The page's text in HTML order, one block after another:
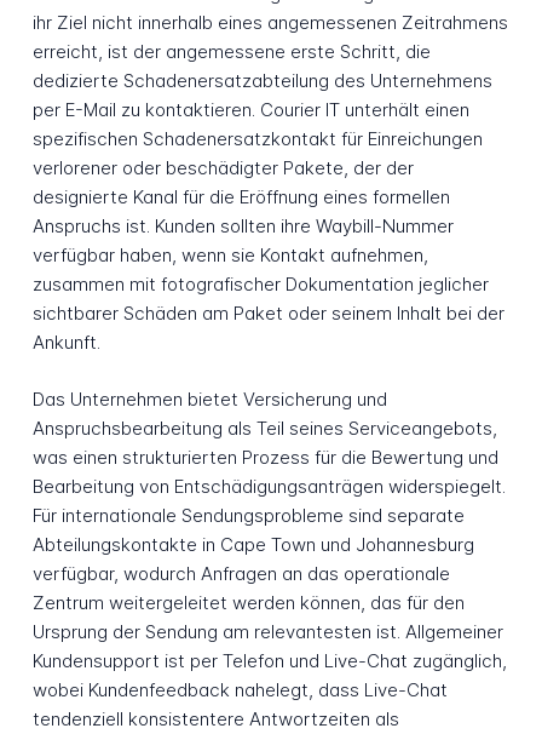
ihr Ziel nicht innerhalb eines angemessenen Zeitrahmens
erreicht, ist der angemessene erste Schritt, die
dedizierte Schadenersatzabteilung des Unternehmens
per E-Mail zu kontaktieren. Courier IT unterhält einen
spezifischen Schadenersatzkontakt für Einreichungen
verlorener oder beschädigter Pakete, der der
designierte Kanal für die Eröffnung eines formellen
Anspruchs ist. Kunden sollten ihre Waybill-Nummer
verfügbar haben, wenn sie Kontakt aufnehmen,
zusammen mit fotografischer Dokumentation jeglicher
sichtbarer Schäden am Paket oder seinem Inhalt bei der
Ankunft.
Das Unternehmen bietet Versicherung und
Anspruchsbearbeitung als Teil seines Serviceangebots,
was einen strukturierten Prozess für die Bewertung und
Bearbeitung von Entschädigungsanträgen widerspiegelt.
Für internationale Sendungsprobleme sind separate
Abteilungskontakte in Cape Town und Johannesburg
verfügbar, wodurch Anfragen an das operationale
Zentrum weitergeleitet werden können, das für den
Ursprung der Sendung am relevantesten ist. Allgemeiner
Kundensupport ist per Telefon und Live-Chat zugänglich,
wobei Kundenfeedback nahelegt, dass Live-Chat
tendenziell konsistentere Antwortzeiten als